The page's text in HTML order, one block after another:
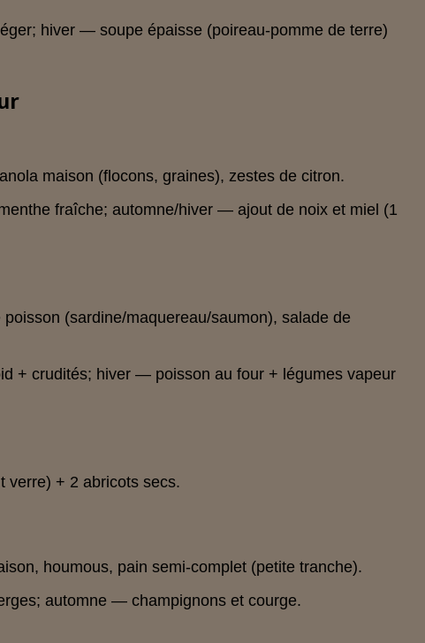
hiver — soupe épaisse (poireau-pomme de terre)
maison (flocons, graines), zestes de citron.
fraîche; automne/hiver — ajout de noix et miel (1
(sardine/maquereau/saumon), salade de
+ crudités; hiver — poisson au four + légumes vapeur
verre) + 2 abricots secs.
houmous, pain semi-complet (petite tranche).
automne — champignons et courge.